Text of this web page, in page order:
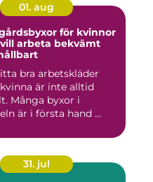
01. aug
för kvinnor
arbeta bekvämt
bra arbetskläder
är inte alltid
Många byxor i
är i första hand ...
31. jul